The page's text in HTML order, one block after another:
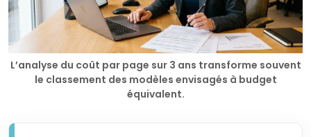
L’analyse du coût par page sur 3 ans transforme souvent
le classement des modèles envisagés à budget
équivalent.